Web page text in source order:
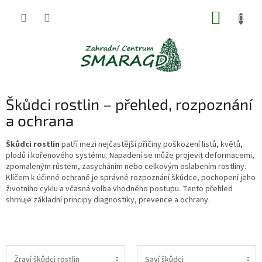
Škůdci rostlin – přehled, rozpoznání
a ochrana
Škůdci rostlin patří mezi nejčastější příčiny poškození listů, květů,
plodů i kořenového systému. Napadení se může projevit deformacemi,
zpomaleným růstem, zasycháním nebo celkovým oslabením rostliny.
Klíčem k účinné ochraně je správné rozpoznání škůdce, pochopení jeho
životního cyklu a včasná volba vhodného postupu. Tento přehled
shrnuje základní principy diagnostiky, prevence a ochrany.